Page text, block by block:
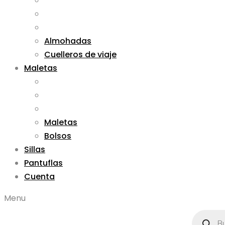
Almohadas
Cuelleros de viaje
Maletas
Maletas
Bolsos
Sillas
Pantuflas
Cuenta
Menu